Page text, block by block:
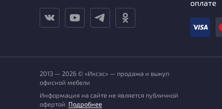
оплате
2013 — 2026 © «Иксэс» — продажа и выкуп
офисной мебели
Информация на сайте не является публичной
офертой. Подробнее